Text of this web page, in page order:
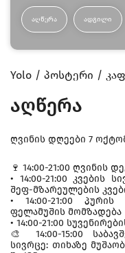
ᲐᲦᲬᲔᲠᲐ ᲐᲓᲒᲘᲚᲘ
Yolo პოსტერი
აღწერა
ღვინის დღეები 7
🍷 14:00-21:00 ღვინის
• 14:00-21:00 კვების
შეფ-მზარეულების
• 14:00-21:00
ფელამუშის მომზადება
• 14:00-21:00
🎨 14:00-15:00
სივრცე: თიხაზე